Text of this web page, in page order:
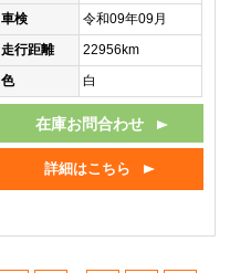
車検
令和09年09月
走行距離
22956km
色
白
在庫お問合わせ
詳細はこちら